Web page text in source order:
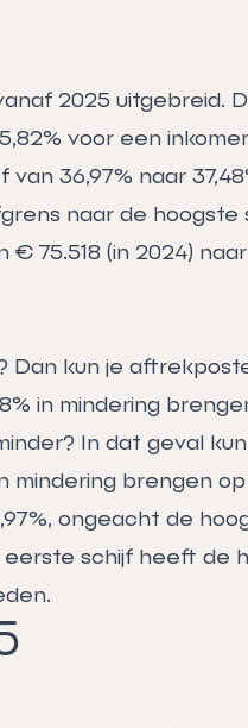
2025 uitgebreid.
voor een
36,97% naar
naar de hoogste
€ 75.518 (in 2024)
Dan kun je
in mindering
In dat geval
mindering brengen op
ongeacht de
eerste schijf heeft de